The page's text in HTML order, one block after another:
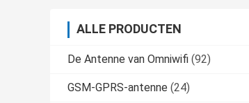
ALLE PRODUCTEN
De Antenne van Omniwifi (92)
GSM-GPRS-antenne (24)